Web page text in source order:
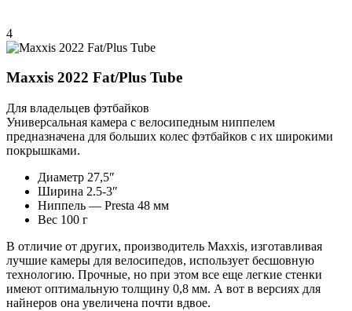
4
Maxxis 2022 Fat/Plus Tube
Для владельцев фэтбайков
Универсальная камера с велосипедным ниппелем
предназначена для больших колес фэтбайков с их широкими
покрышками.
Диаметр 27,5″
Ширина 2.5-3″
Ниппель — Presta 48 мм
Вес 100 г
В отличие от других, производитель Maxxis, изготавливая
лучшие камеры для велосипедов, использует бесшовную
технологию. Прочные, но при этом все еще легкие стенки
имеют оптимальную толщину 0,8 мм. А вот в версиях для
найнеров она увеличена почти вдвое.